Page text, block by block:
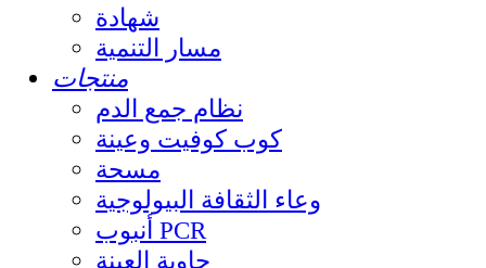
شهادة
مسار التنمية
منتجات
نظام جمع الدم
كوب كوفيت وعينة
مسحة
وعاء الثقافة البيولوجية
أنبوب PCR
حاوية العينة